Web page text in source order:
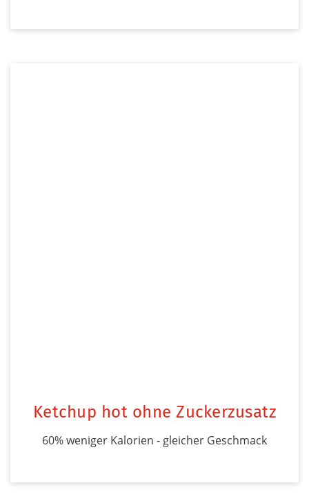
Ketchup hot ohne Zuckerzusatz
60% weniger Kalorien - gleicher Geschmack